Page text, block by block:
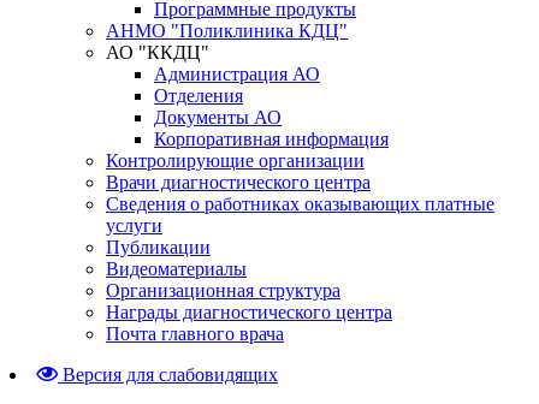
Программные продукты
АНМО "Поликлиника КДЦ"
АО "ККДЦ"
Администрация АО
Отделения
Документы АО
Корпоративная информация
Контролирующие организации
Врачи диагностического центра
Сведения о работниках оказывающих платные
услуги
Публикации
Видеоматериалы
Организационная структура
Награды диагностического центра
Почта главного врача
Версия для слабовидящих